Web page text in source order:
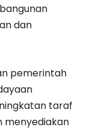
dan
pemerintah
taraf
menyediakan